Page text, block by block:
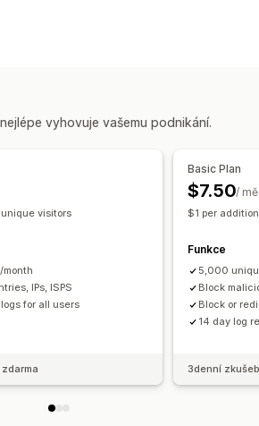
vyhovuje vašemu podnikání.
visitors
IPs, ISPS
for all users
Basic Plan
$7.50/
$1 per
Funkce
5,000
Block
Block or
14 day log
3denní